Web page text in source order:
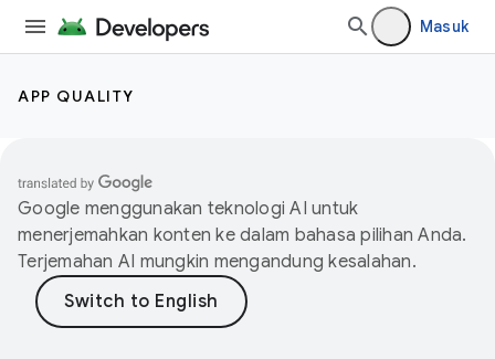
Masuk
APP QUALITY
Google menggunakan teknologi AI untuk
menerjemahkan konten ke dalam bahasa pilihan Anda.
Terjemahan AI mungkin mengandung kesalahan.